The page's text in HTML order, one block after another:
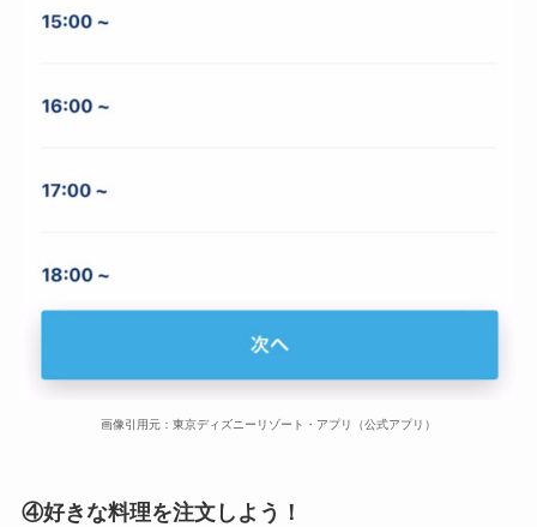
画像引用元：東京ディズニーリゾート・アプリ（公式アプリ）
④好きな料理を注文しよう！